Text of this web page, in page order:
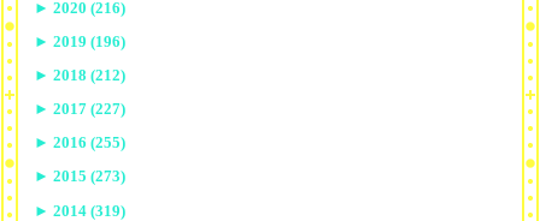
► 2020 (216)
► 2019 (196)
► 2018 (212)
► 2017 (227)
► 2016 (255)
► 2015 (273)
► 2014 (319)